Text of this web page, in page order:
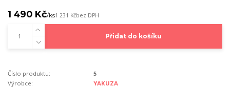
1 490 Kč/ks1 231 Kčbez DPH
Přidat do košíku
Číslo produktu:
5
Výrobce:
YAKUZA